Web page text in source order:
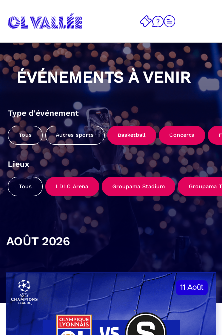
ÉVÉNEMENTS À VENIR
Type d'événement
Tous Autres sports Basketball Concerts
Lieux
Tous LDLC Arena Groupama Stadium Groupama
AOÛT 2026
11 Août